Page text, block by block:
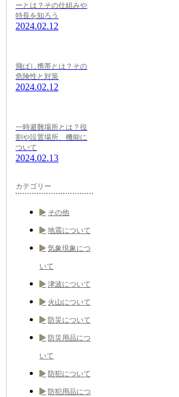
ーとは？その仕組みや
特長を知ろう
2024.02.12
飛ばし携帯とは？その
危険性と対策
2024.02.12
一時避難場所とは？役
割や設置場所、機能に
ついて
2024.02.13
カテゴリー
その他
地震について
気象現象につ
いて
津波について
火山について
防災について
防災用品につ
いて
防犯について
防犯用品につ